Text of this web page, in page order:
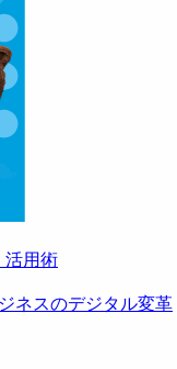
活用術
ネスのデジタル変革